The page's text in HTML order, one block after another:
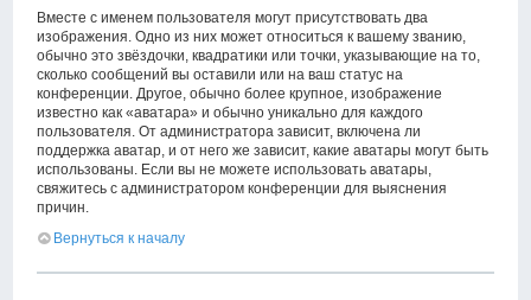
Вместе с именем пользователя могут присутствовать два
изображения. Одно из них может относиться к вашему званию,
обычно это звёздочки, квадратики или точки, указывающие на то,
сколько сообщений вы оставили или на ваш статус на
конференции. Другое, обычно более крупное, изображение
известно как «аватара» и обычно уникально для каждого
пользователя. От администратора зависит, включена ли
поддержка аватар, и от него же зависит, какие аватары могут быть
использованы. Если вы не можете использовать аватары,
свяжитесь с администратором конференции для выяснения
причин.
Вернуться к началу